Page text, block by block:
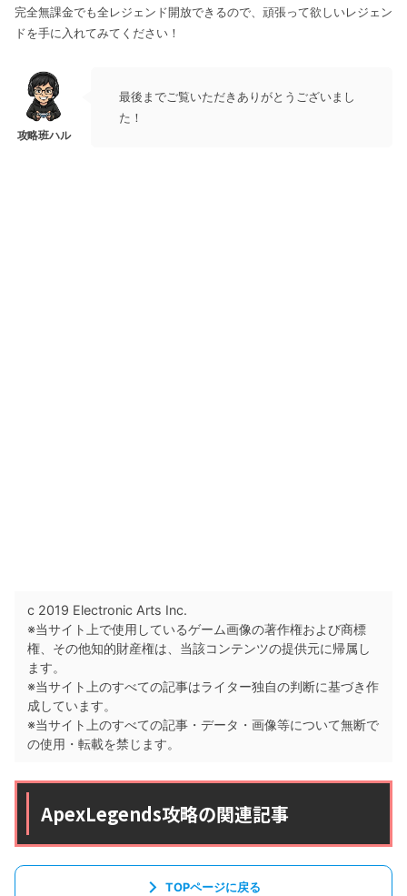
完全無課金でも全レジェンド開放できるので、頑張って欲しいレジェン
ドを手に入れてみてください！
最後までご覧いただきありがとうございまし
た！
c 2019 Electronic Arts Inc.
※当サイト上で使用しているゲーム画像の著作権および商標
権、その他知的財産権は、当該コンテンツの提供元に帰属し
ます。
※当サイト上のすべての記事はライター独自の判断に基づき作
成しています。
※当サイト上のすべての記事・データ・画像等について無断で
の使用・転載を禁じます。
ApexLegends攻略の関連記事
TOPページに戻る